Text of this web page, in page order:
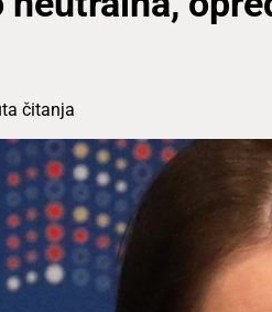
čitanja